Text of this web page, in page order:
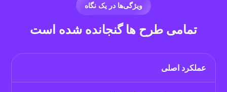
ویژگی‌ها در یک نگاه
تمامی طرح ها گنجانده شده است
عملکرد اصلی